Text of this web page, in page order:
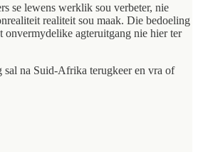
se lewens werklik sou verbeter, nie
realiteit sou maak. Die bedoeling
onvermydelike agteruitgang nie hier ter
sal na Suid-Afrika terugkeer en vra of